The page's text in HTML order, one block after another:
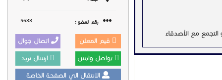
التجمع مع الأصدقاء
رقم العضو : 5688
قيم المعلن اتصال جوال
تواصل واتس ارسال بريد
الانتقال الي الصفحة الخاصة